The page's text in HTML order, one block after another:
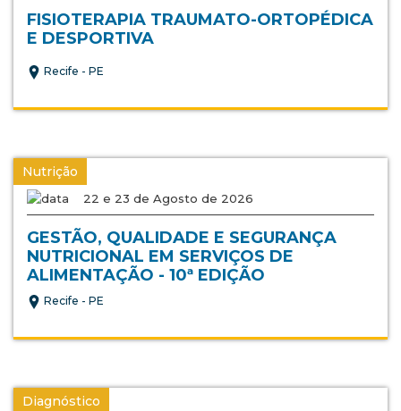
FISIOTERAPIA TRAUMATO-ORTOPÉDICA
E DESPORTIVA
Recife - PE
Nutrição
22 e 23 de Agosto de 2026
GESTÃO, QUALIDADE E SEGURANÇA
NUTRICIONAL EM SERVIÇOS DE
ALIMENTAÇÃO - 10ª EDIÇÃO
Recife - PE
Diagnóstico